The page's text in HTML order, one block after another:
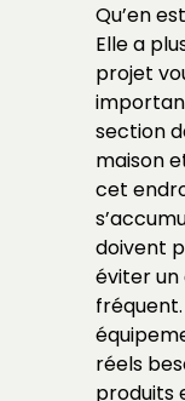
Qu’en
Elle a
projet
section
maison
cet
doivent
éviter
réels
produits